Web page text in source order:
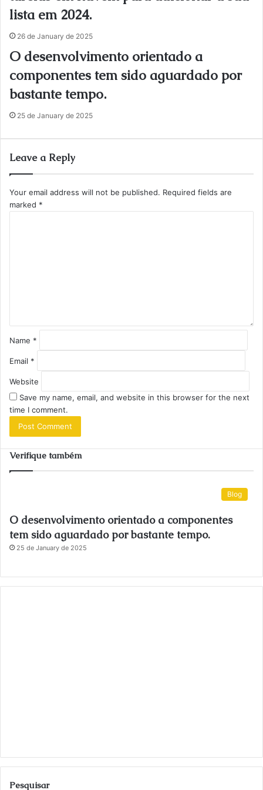
lista em 2024.
26 de January de 2025
O desenvolvimento orientado a
componentes tem sido aguardado por
bastante tempo.
25 de January de 2025
Leave a Reply
Your email address will not be published. Required fields are
marked *
Name *
Email *
Website
Save my name, email, and website in this browser for the next
time I comment.
Verifique também
Blog
O desenvolvimento orientado a componentes
tem sido aguardado por bastante tempo.
25 de January de 2025
Pesquisar